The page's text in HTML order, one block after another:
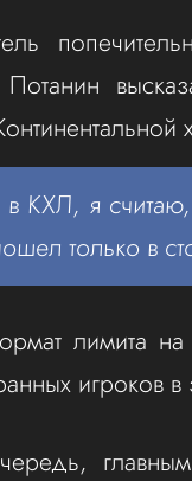
КХЛ, я
только в
лимита
игроков